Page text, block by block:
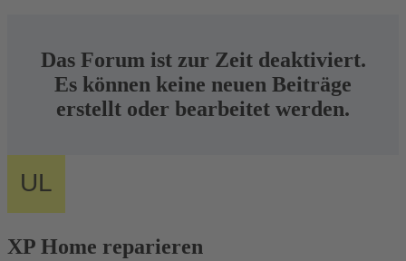
Das Forum ist zur Zeit deaktiviert.
Es können keine neuen Beiträge
erstellt oder bearbeitet werden.
XP Home reparieren